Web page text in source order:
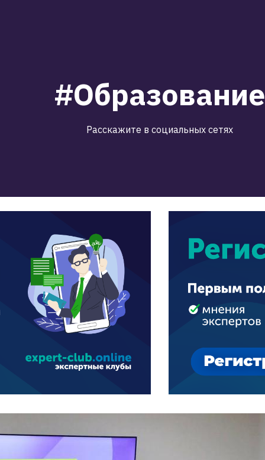
#Образование
Расскажите в социальных сетях